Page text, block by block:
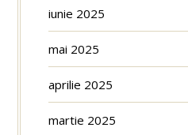
iunie 2025
mai 2025
aprilie 2025
martie 2025